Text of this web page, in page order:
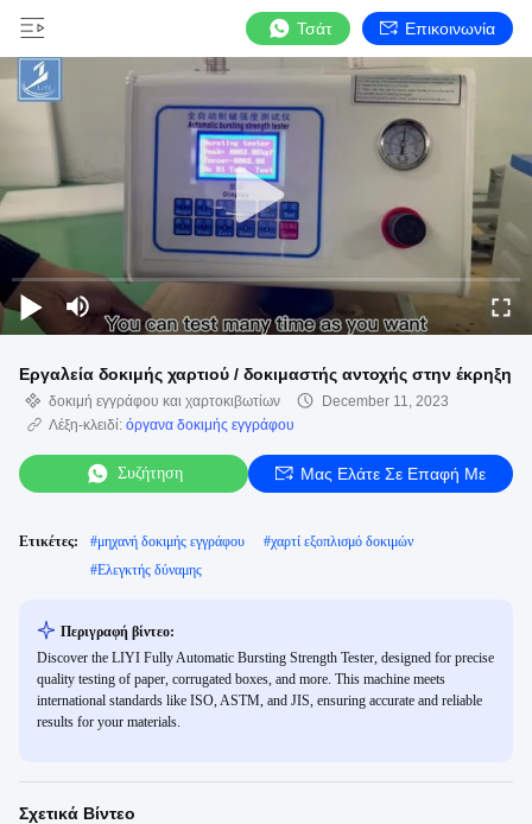
Τσάτ Επικοινωνία
Εργαλεία δοκιμής χαρτιού / δοκιμαστής αντοχής στην έκρηξη
δοκιμή εγγράφου και χαρτοκιβωτίων
December 11, 2023
Λέξη-κλειδί: όργανα δοκιμής εγγράφου
Συζήτηση Μας Ελάτε Σε Επαφή Με
Ετικέτες: #μηχανή δοκιμής εγγράφου #χαρτί εξοπλισμό δοκιμών
#Ελεγκτής δύναμης
Περιγραφή βίντεο:
Discover the LIYI Fully Automatic Bursting Strength Tester, designed for precise
quality testing of paper, corrugated boxes, and more. This machine meets
international standards like ISO, ASTM, and JIS, ensuring accurate and reliable
results for your materials.
Σχετικά Βίντεο